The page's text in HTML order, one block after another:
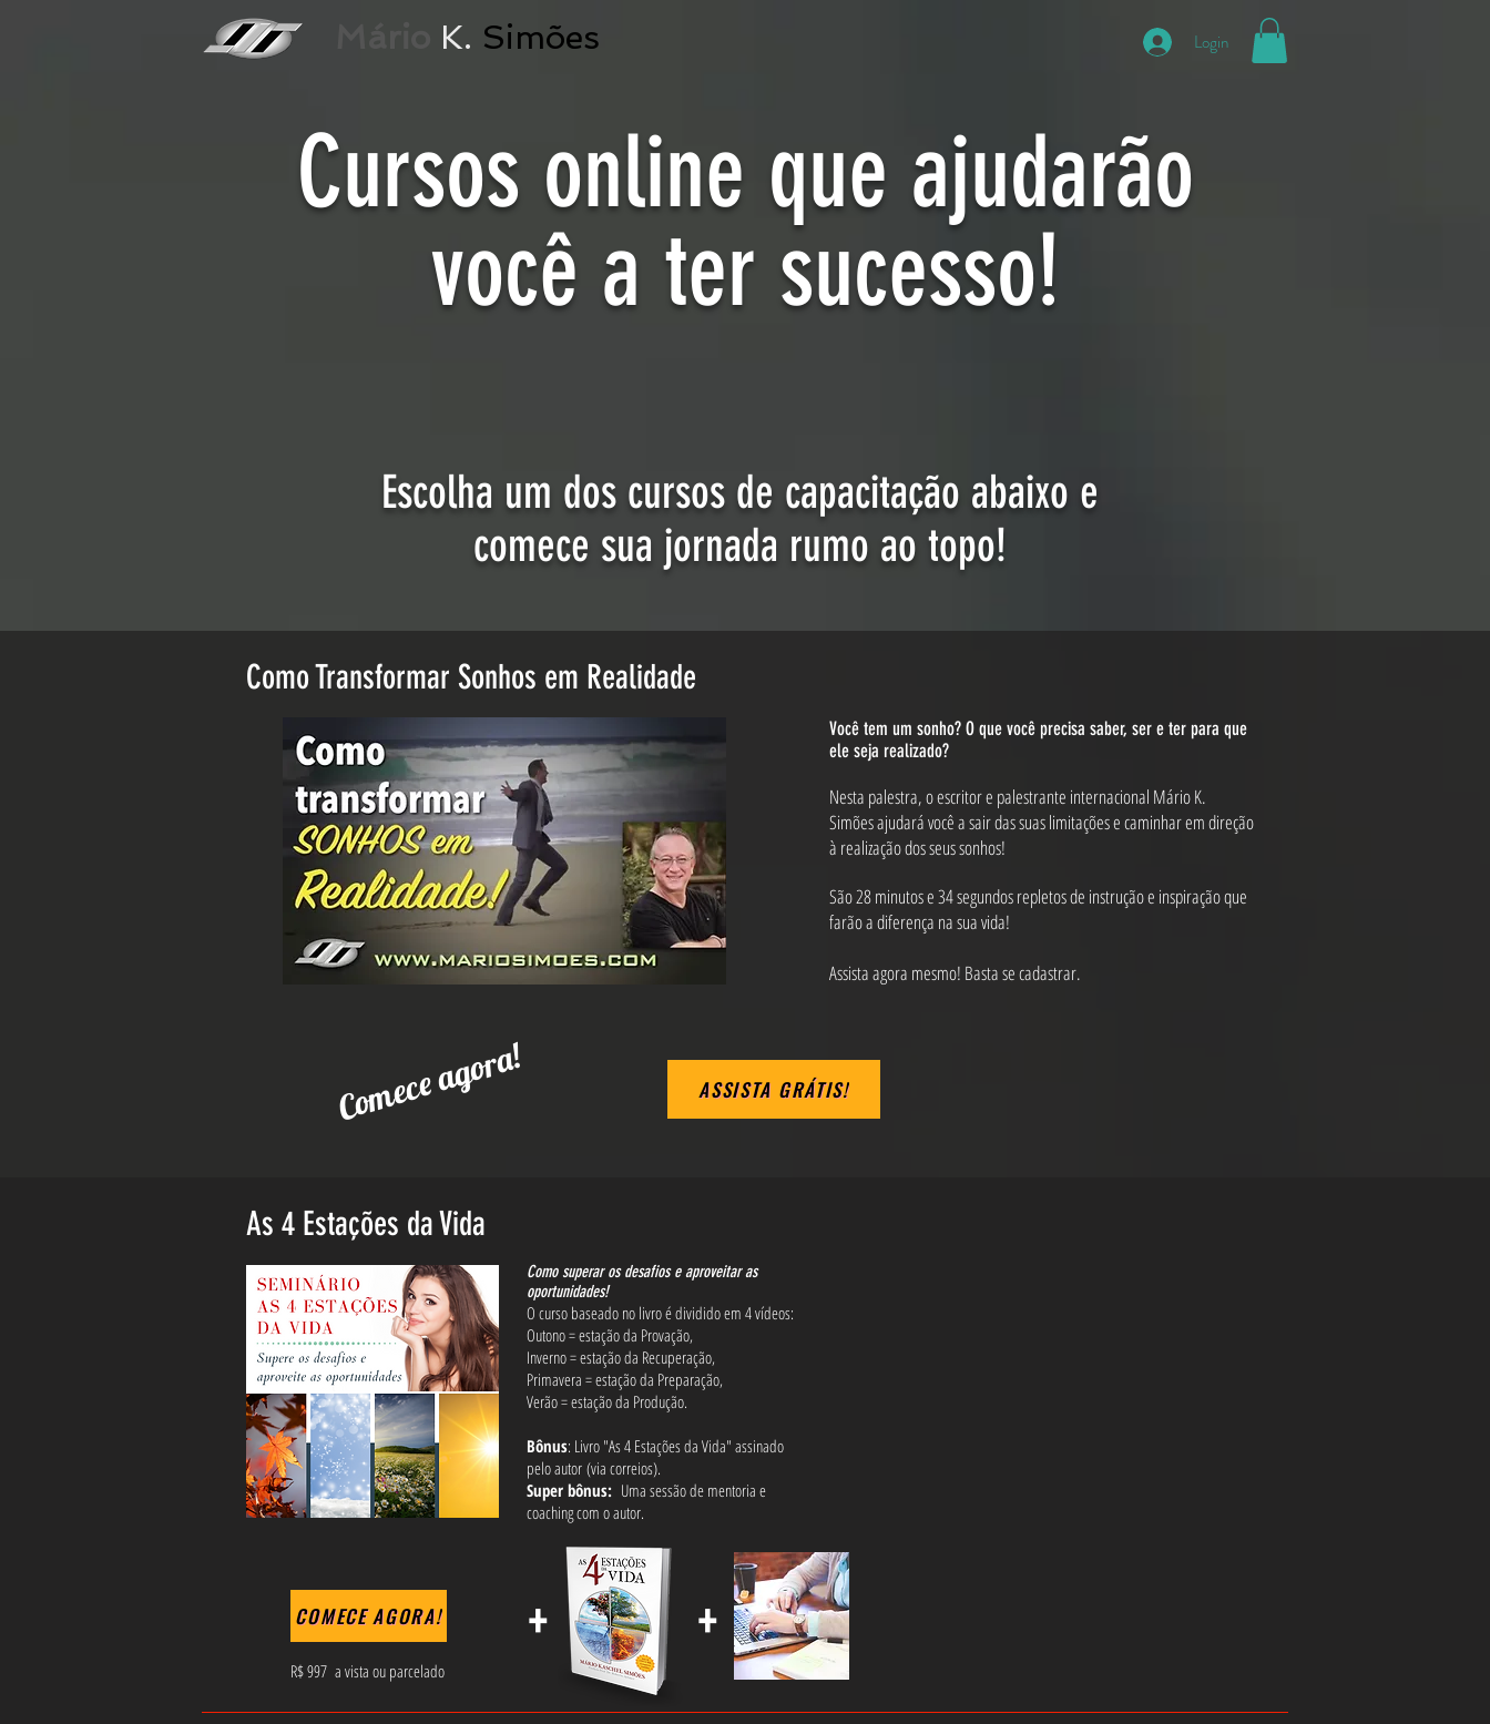
K. Simões Login
Cursos online que ajudarão
você a ter sucesso!
Escolha um dos cursos de capacitação abaixo e
comece sua jornada rumo ao topo!
Como Transformar Sonhos em Realidade
Você tem um sonho? O que você precisa saber, ser e ter para que
ele seja realizado?
Nesta palestra, o escritor e palestrante internacional Mário K.
Simões ajudará você a sair das suas limitações e caminhar em direção
à realização dos seus sonhos!
São 28 minutos e 34 segundos repletos de instrução e inspiração que
farão a diferença na sua vida!
Assista agora mesmo! Basta se cadastrar.
Comece agora! ASSISTA GRÁTIS!
As 4 Estações da Vida
Como superar os desafios e aproveitar as
oportunidades!
O curso baseado no livro é dividido em 4 vídeos:
Outono = estação da Provação,
Inverno = estação da Recuperação,
Primavera = estação da Preparação,
Verão = estação da Produção.
Bônus: Livro "As 4 Estações da Vida" assinado
pelo autor (via correios)​.
Super bônus: Uma sessão de mentoria e
coaching com o autor.
COMECE AGORA!
R$ 997 a vista ou parcelado
+
+